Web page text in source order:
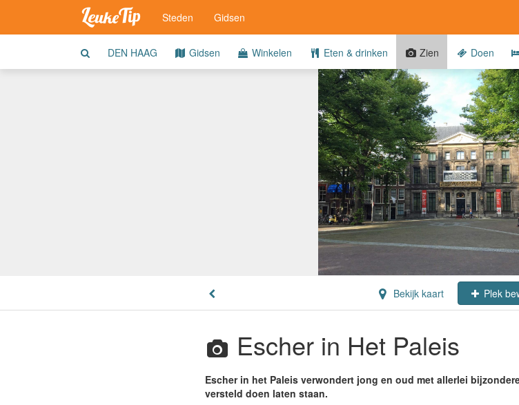
Steden Gidsen
DEN HAAG Gidsen Winkelen Eten & drinken Zien Doen
Bekijk kaart Plek
Escher in Het Paleis
Escher in het Paleis verwondert jong en oud met allerlei
versteld doen laten staan.